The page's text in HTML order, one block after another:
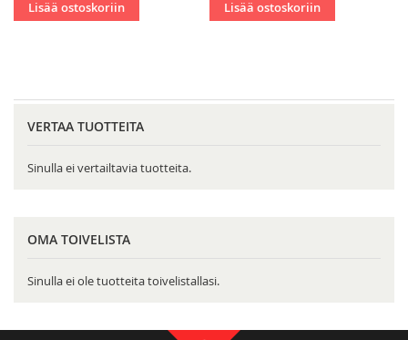
Lisää ostoskoriin Lisää ostoskoriin
VERTAA TUOTTEITA
Sinulla ei vertailtavia tuotteita.
OMA TOIVELISTA
Sinulla ei ole tuotteita toivelistallasi.